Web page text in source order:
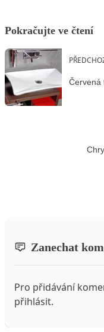
Pokračujte ve čtení
Červená
Zanechat
Pro přidávání
přihlásit.